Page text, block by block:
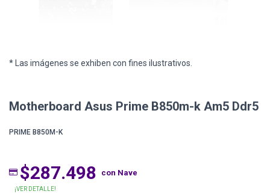
* Las imágenes se exhiben con fines ilustrativos.
Motherboard Asus Prime B850m-k Am5 Ddr5
PRIME B850M-K
$287.498 con Nave
¡VER DETALLE!